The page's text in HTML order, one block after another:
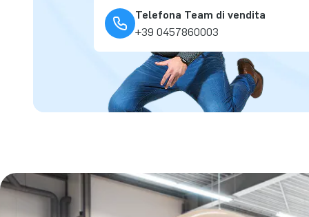
Telefona Team di vendita
+39 0457860003